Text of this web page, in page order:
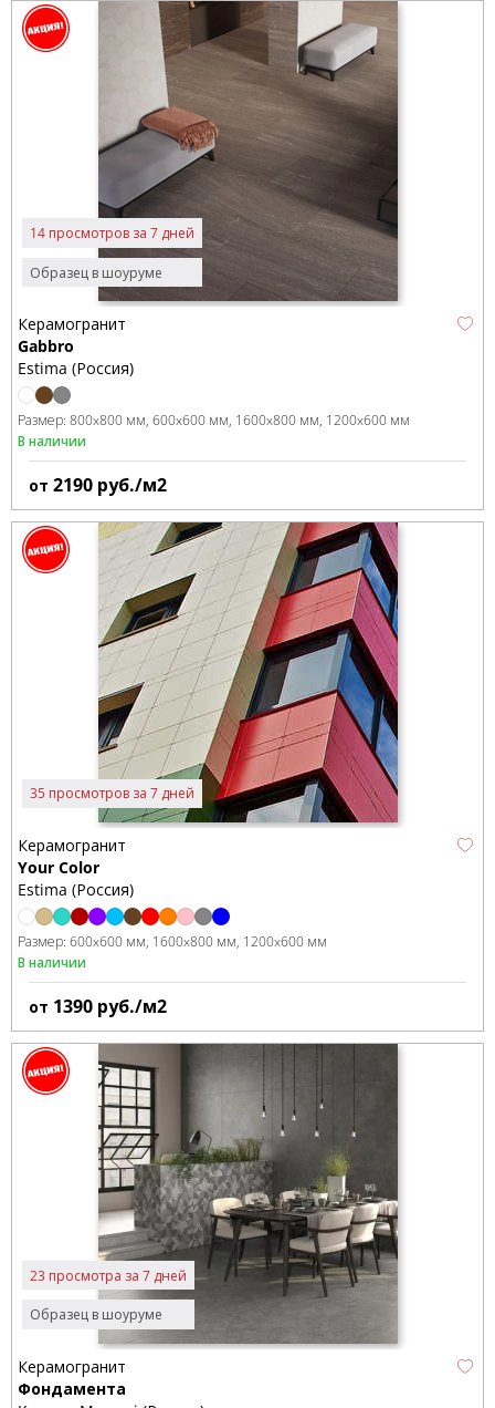
Образец в шоуруме
14 просмотров за 7 дней
Керамогранит
Gabbro
Estima (Россия)
Размер: 800x800 мм 600x600 мм 1600x800 мм 1200x600 мм
В наличии
от 2190 руб./м2
35 просмотров за 7 дней
Керамогранит
Your Color
Estima (Россия)
Размер: 600x600 мм 1600x800 мм 1200x600 мм
В наличии
от 1390 руб./м2
Образец в шоуруме
23 просмотра за 7 дней
Керамогранит
Фондамента